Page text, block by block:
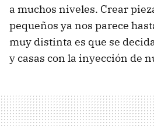
a muchos niveles. Crear
pequeños ya nos parece
muy distinta es que se
y casas con la inyección de